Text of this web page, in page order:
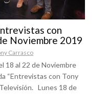
con
Noviembre 2019
Carrasco
18 al 22 de Noviembre
“Entrevistas con Tony
Lunes 18 de